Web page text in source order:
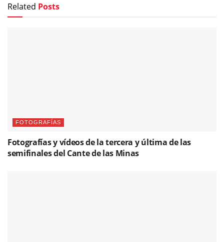
Related Posts
FOTOGRAFÍAS
Fotografías y vídeos de la tercera y última de las
semifinales del Cante de las Minas